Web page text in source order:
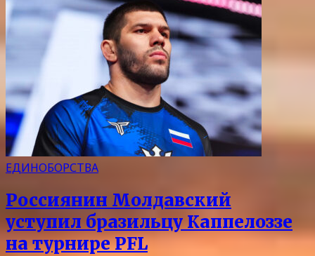
ЕДИНОБОРСТВА
Россиянин Молдавский
уступил бразильцу Каппелоззе
на турнире PFL